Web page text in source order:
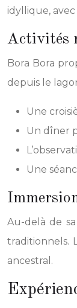
idyllique,
Activités
Bora Bora
depuis le
Une
Un dîner
Une
Au-delà de
traditionnels.
ancestral.